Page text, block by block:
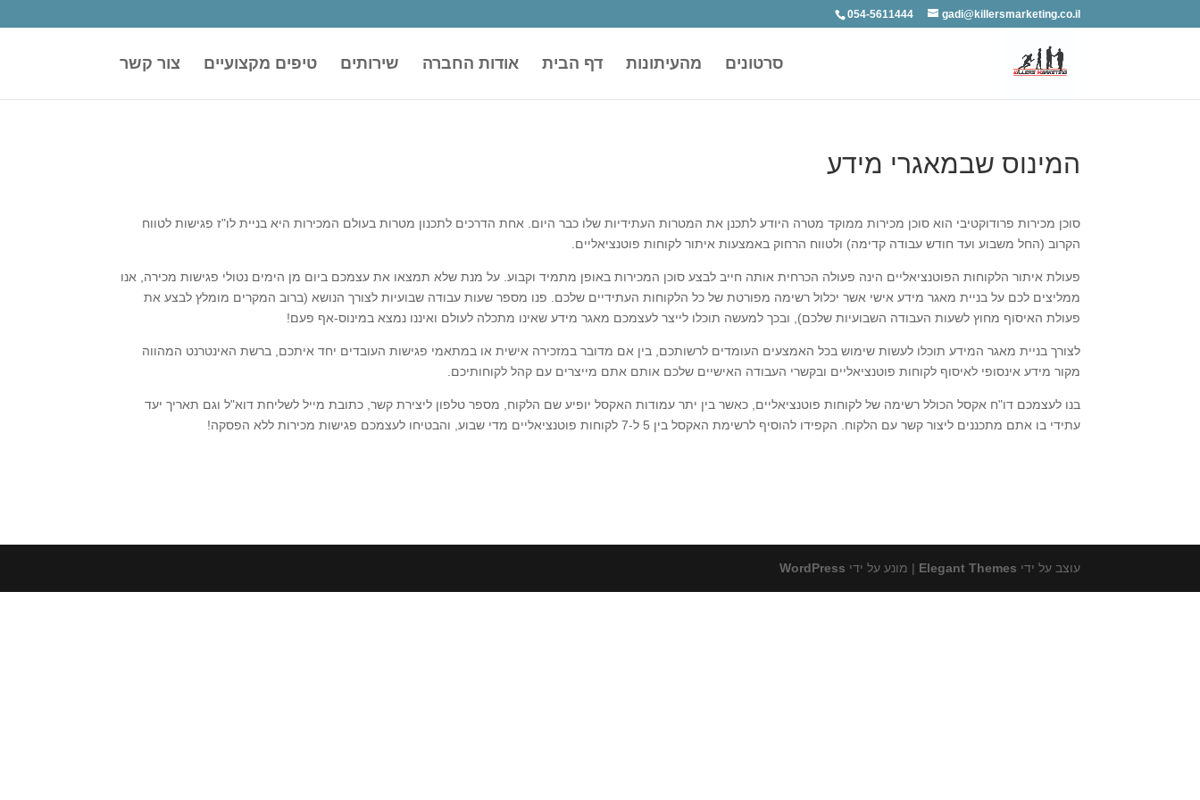
054-5611444 gadi@killersmarketing.co.il
סרטונים מהעיתונות דף הבית אודות החברה שירותים טיפים מקצועיים צור קשר
המינוס שבמאגרי מידע
סוכן מכירות פרודוקטיבי הוא סוכן מכירות ממוקד מטרה היודע לתכנן את המטרות העתידיות שלו כבר היום. אחת הדרכים לתכנון מטרות בעולם המכירות היא בניית לו"ז פגישות לטווח
הקרוב (החל משבוע ועד חודש עבודה קדימה) ולטווח הרחוק באמצעות איתור לקוחות פוטנציאליים.
פעולת איתור הלקוחות הפוטנציאליים הינה פעולה הכרחית אותה חייב לבצע סוכן המכירות באופן מתמיד וקבוע. על מנת שלא תמצאו את עצמכם ביום מן הימים נטולי פגישות מכירה, אנו
ממליצים לכם על בניית מאגר מידע אישי אשר יכלול רשימה מפורטת של כל הלקוחות העתידיים שלכם. פנו מספר שעות עבודה שבועיות לצורך הנושא (ברוב המקרים מומלץ לבצע את
פעולת האיסוף מחוץ לשעות העבודה השבועיות שלכם), ובכך למעשה תוכלו לייצר לעצמכם מאגר מידע שאינו מתכלה לעולם ואיננו נמצא במינוס-אף פעם!
לצורך בניית מאגר המידע תוכלו לעשות שימוש בכל האמצעים העומדים לרשותכם, בין אם מדובר במזכירה אישית או במתאמי פגישות העובדים יחד איתכם, ברשת האינטרנט המהווה
מקור מידע אינסופי לאיסוף לקוחות פוטנציאליים ובקשרי העבודה האישיים שלכם אותם אתם מייצרים עם קהל לקוחותיכם.
בנו לעצמכם דו"ח אקסל הכולל רשימה של לקוחות פוטנציאליים, כאשר בין יתר עמודות האקסל יופיע שם הלקוח, מספר טלפון ליצירת קשר, כתובת מייל לשליחת דוא"ל וגם תאריך יעד
עתידי בו אתם מתכננים ליצור קשר עם הלקוח. הקפידו להוסיף לרשימת האקסל בין 5 ל-7 לקוחות פוטנציאליים מדי שבוע, והבטיחו לעצמכם פגישות מכירות ללא הפסקה!
עוצב על ידי Elegant Themes | מונע על ידי WordPress